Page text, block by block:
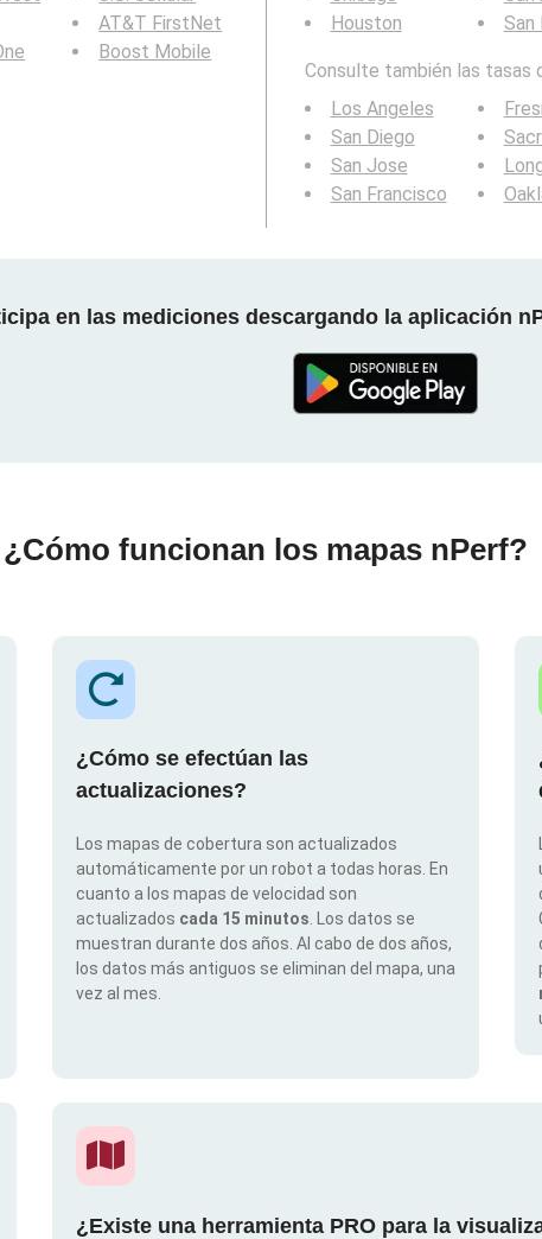
AT&T FirstNet
Boost Mobile
Houston
San
Consulte también las tasas
Los Angeles
San Diego
San Jose
San Francisco
en las mediciones descargando la aplicación
¿Cómo funcionan los mapas nPerf?
¿Cómo se efectúan las
actualizaciones?
Los mapas de cobertura son actualizados
automáticamente por un robot a todas horas. En
cuanto a los mapas de velocidad son
actualizados cada 15 minutos . Los datos se
muestran durante dos años. Al cabo de dos años,
los datos más antiguos se eliminan del mapa, una
vez al mes.
¿Existe una herramienta PRO para la